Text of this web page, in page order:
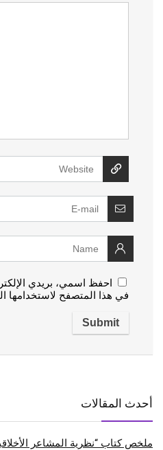
احفظ اسمي، بريدي
في هذا المتصفح لاستخدامها
أحدث المقالات
ملخص كتاب “نظرية المشاعر